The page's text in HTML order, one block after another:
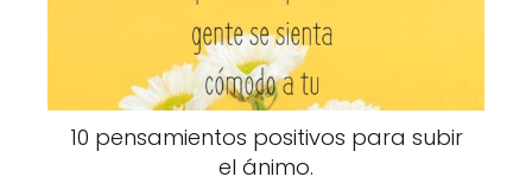
10 pensamientos positivos para subir
el ánimo.